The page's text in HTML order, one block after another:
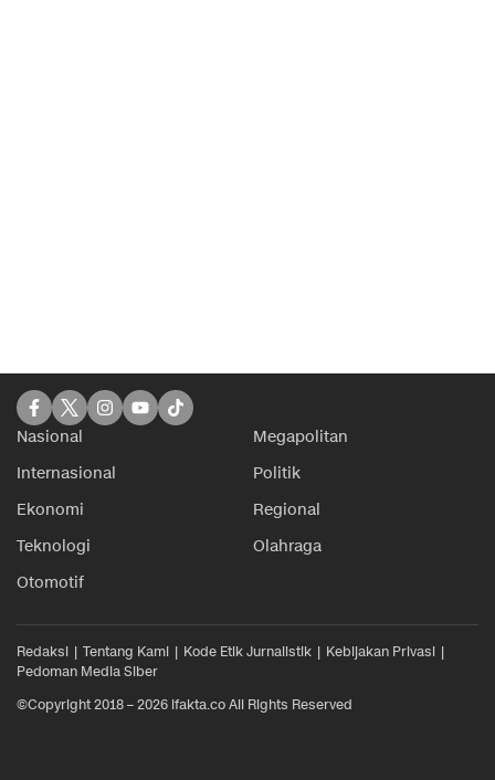
Nasional
Megapolitan
Internasional
Politik
Ekonomi
Regional
Teknologi
Olahraga
Otomotif
Redaksi Tentang Kami Kode Etik Jurnalistik
Kebijakan Privasi
Pedoman Media Siber
©Copyright 2018 – 2026 ifakta.co All Rights Reserved